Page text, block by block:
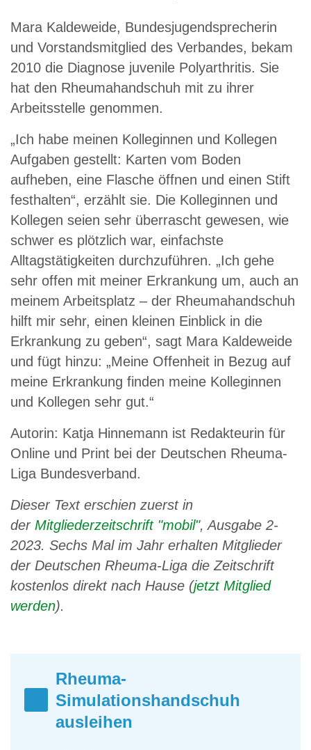
Mara Kaldeweide, Bundesjugendsprecherin
und Vorstandsmitglied des Verbandes, bekam
2010 die Diagnose juvenile Polyarthritis. Sie
hat den Rheumahandschuh mit zu ihrer
Arbeitsstelle genommen.
„Ich habe meinen Kolleginnen und Kollegen
Aufgaben gestellt: Karten vom Boden
aufheben, eine Flasche öffnen und einen Stift
festhalten“, erzählt sie. Die Kolleginnen und
Kollegen seien sehr überrascht gewesen, wie
schwer es plötzlich war, einfachste
Alltagstätigkeiten durchzuführen. „Ich gehe
sehr offen mit meiner Erkrankung um, auch an
meinem Arbeitsplatz – der Rheumahandschuh
hilft mir sehr, einen kleinen Einblick in die
Erkrankung zu geben“, sagt Mara Kaldeweide
und fügt hinzu: „Meine Offenheit in Bezug auf
meine Erkrankung finden meine Kolleginnen
und Kollegen sehr gut.“
Autorin: Katja Hinnemann ist Redakteurin für
Online und Print bei der Deutschen Rheuma-
Liga Bundesverband.
Dieser Text erschien zuerst in
der Mitgliederzeitschrift "mobil", Ausgabe 2-
2023. Sechs Mal im Jahr erhalten Mitglieder
der Deutschen Rheuma-Liga die Zeitschrift
kostenlos direkt nach Hause (jetzt Mitglied
werden).
Rheuma-
Simulationshandschuh
ausleihen